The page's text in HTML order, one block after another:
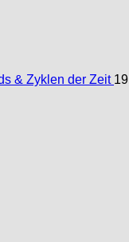
& Zyklen der Zeit